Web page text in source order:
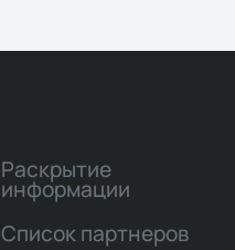
Раскрытие
информации
Список партнеров